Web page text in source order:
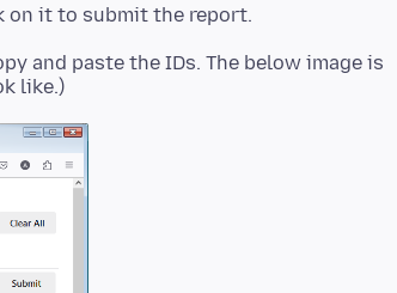
and paste the IDs. The below image is